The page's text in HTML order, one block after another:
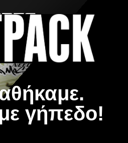
γήπεδο!